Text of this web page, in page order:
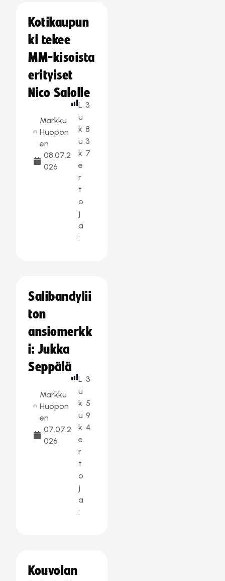
Kotikaupun
ki tekee
MM-kisoista
erityiset
Nico Salolle
Markku
Huopon
en
08.07.2
026
L
u
k
u
k
e
r
t
o
j
a
:
3
8
3
7
Salibandylii
ton
ansiomerkk
i: Jukka
Seppälä
Markku
Huopon
en
07.07.2
026
L
u
k
u
k
e
r
t
o
j
a
:
3
5
9
4
Kouvolan